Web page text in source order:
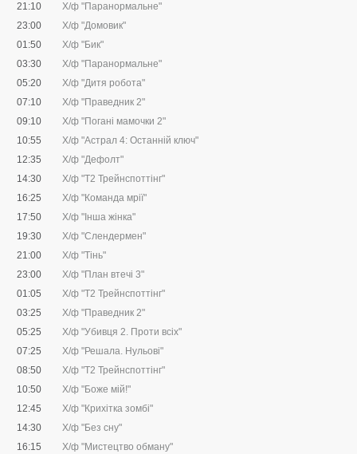
21:10
Х/ф "Паранормальне"
23:00
Х/ф "Домовик"
01:50
Х/ф "Бик"
03:30
Х/ф "Паранормальне"
05:20
Х/ф "Дитя робота"
07:10
Х/ф "Праведник 2"
09:10
Х/ф "Погані мамочки 2"
10:55
Х/ф "Астрал 4: Останній ключ"
12:35
Х/ф "Дефолт"
14:30
Х/ф "Т2 Трейнспоттінг"
16:25
Х/ф "Команда мрії"
17:50
Х/ф "Інша жінка"
19:30
Х/ф "Слендермен"
21:00
Х/ф "Тінь"
23:00
Х/ф "План втечі 3"
01:05
Х/ф "Т2 Трейнспоттінг"
03:25
Х/ф "Праведник 2"
05:25
Х/ф "Убивця 2. Проти всіх"
07:25
Х/ф "Решала. Нульові"
08:50
Х/ф "Т2 Трейнспоттінг"
10:50
Х/ф "Боже мій!"
12:45
Х/ф "Крихітка зомбі"
14:30
Х/ф "Без сну"
16:15
Х/ф "Мистецтво обману"